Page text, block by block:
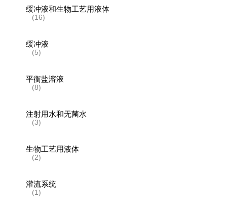
缓冲液和生物工艺用液体
(16)
缓冲液
(5)
平衡盐溶液
(8)
注射用水和无菌水
(3)
生物工艺用液体
(2)
灌流系统
(1)